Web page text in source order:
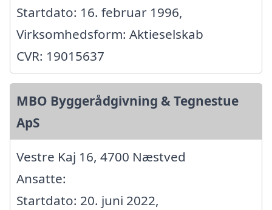
Startdato: 16. februar 1996,
Virksomhedsform: Aktieselskab
CVR: 19015637
MBO Byggerådgivning & Tegnestue
ApS
Vestre Kaj 16, 4700 Næstved
Ansatte:
Startdato: 20. juni 2022,